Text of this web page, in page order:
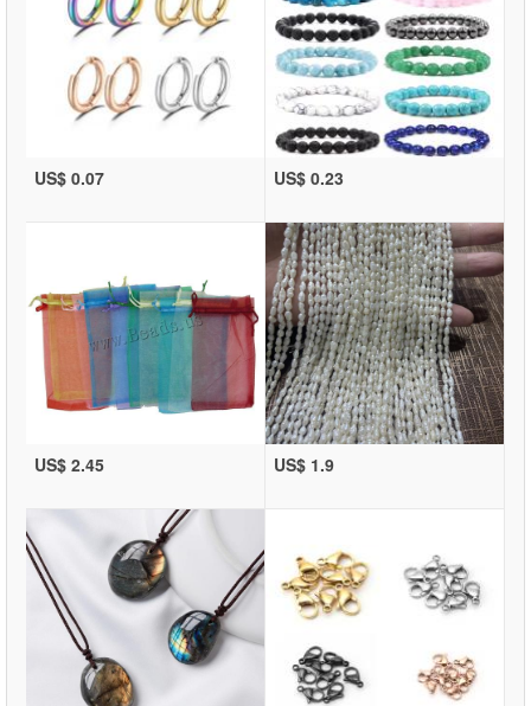
US$ 0.07 US$ 0.23
US$ 2.45 US$ 1.9